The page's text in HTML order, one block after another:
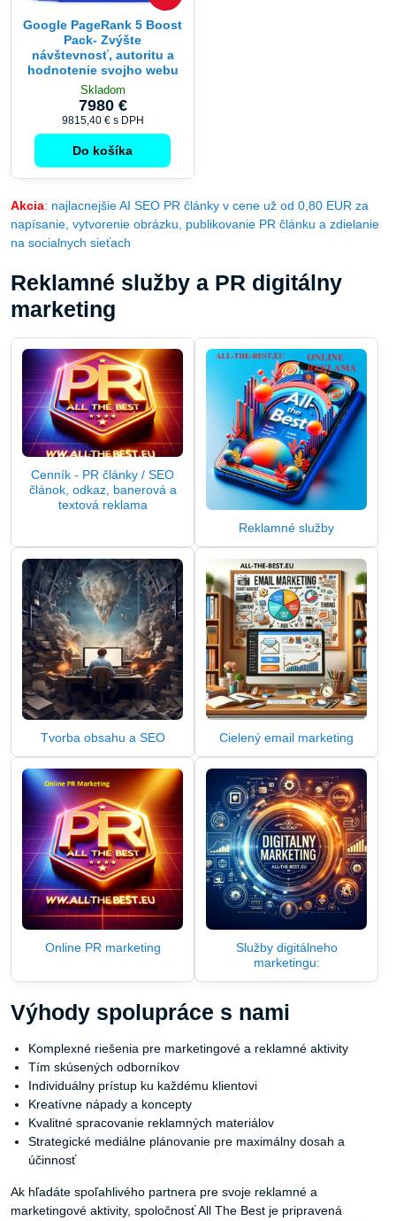
Google PageRank 5 Boost
Pack- Zvýšte
návštevnosť, autoritu a
hodnotenie svojho webu
Skladom
7980 €
9815,40 € s DPH
Do košíka
Akcia: najlacnejšie AI SEO PR články v cene už od 0,80 EUR za
napísanie, vytvorenie obrázku, publikovanie PR článku a zdielanie
na socialnych sieťach
Reklamné služby a PR digitálny
marketing
Cenník - PR články / SEO
článok, odkaz, banerová a
textová reklama
Reklamné služby
Tvorba obsahu a SEO Cielený email marketing
Online PR marketing
Služby digitálneho
marketingu:
Výhody spolupráce s nami
Komplexné riešenia pre marketingové a reklamné aktivity
Tím skúsených odborníkov
Individuálny prístup ku každému klientovi
Kreatívne nápady a koncepty
Kvalitné spracovanie reklamných materiálov
Strategické mediálne plánovanie pre maximálny dosah a
účinnosť
Ak hľadáte spoľahlivého partnera pre svoje reklamné a
marketingové aktivity, spoločnosť All The Best je pripravená